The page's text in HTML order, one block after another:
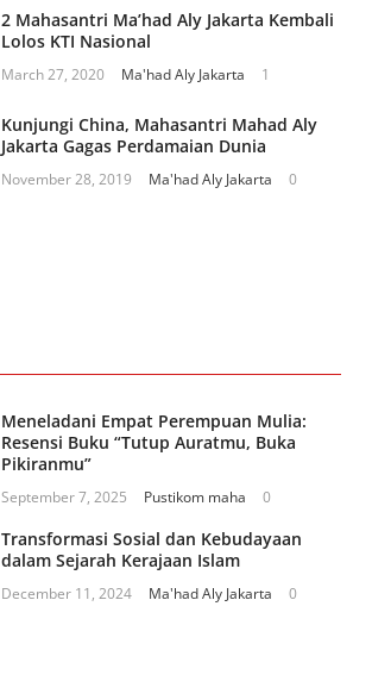
2 Mahasantri Ma’had Aly Jakarta Kembali
Lolos KTI Nasional
March 27, 2020 Ma'had Aly Jakarta 1
Kunjungi China, Mahasantri Mahad Aly
Jakarta Gagas Perdamaian Dunia
November 28, 2019 Ma'had Aly Jakarta 0
Meneladani Empat Perempuan Mulia:
Resensi Buku “Tutup Auratmu, Buka
Pikiranmu”
September 7, 2025 Pustikom maha 0
Transformasi Sosial dan Kebudayaan
dalam Sejarah Kerajaan Islam
December 11, 2024 Ma'had Aly Jakarta 0